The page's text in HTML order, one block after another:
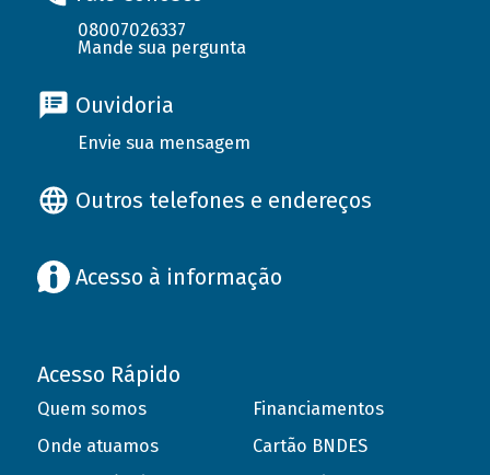
08007026337
Mande sua pergunta
Ouvidoria
Envie sua mensagem
Outros telefones e endereços
Acesso à informação
Acesso Rápido
Quem somos
Onde atuamos
Financiamentos
Cartão BNDES